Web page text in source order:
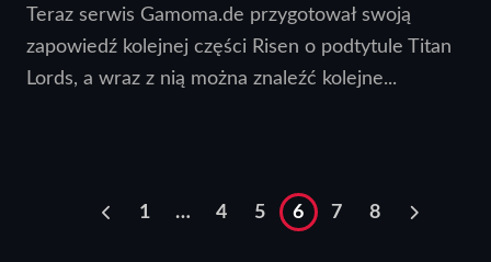
Teraz serwis Gamoma.de przygotował swoją
zapowiedź kolejnej części Risen o podtytule Titan
Lords, a wraz z nią można znaleźć kolejne...
1 … 4 5 6 7 8